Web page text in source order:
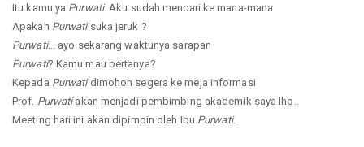
Itu kamu ya Purwati. Aku sudah mencari ke mana-mana
Apakah Purwatisuka jeruk ?
Purwati... ayo sekarang waktunya sarapan
Purwati? Kamu mau bertanya?
Kepada Purwatidimohon segera ke meja informasi
Prof. Purwatiakan menjadi pembimbing akademik saya lho..
Meeting hari ini akan dipimpin oleh Ibu Purwati.